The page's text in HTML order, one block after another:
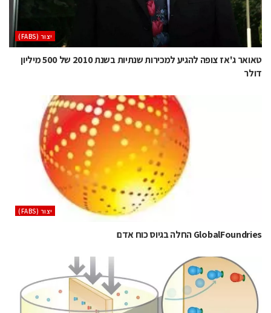
‫יצור (‪(FABS‬‬
טאואר ג'אז צופה להגיע למכירות שנתיות בשנת 2010 של 500 מיליון
דולר
‫יצור (‪(FABS‬‬
GlobalFoundries החלה בגיוס כוח אדם